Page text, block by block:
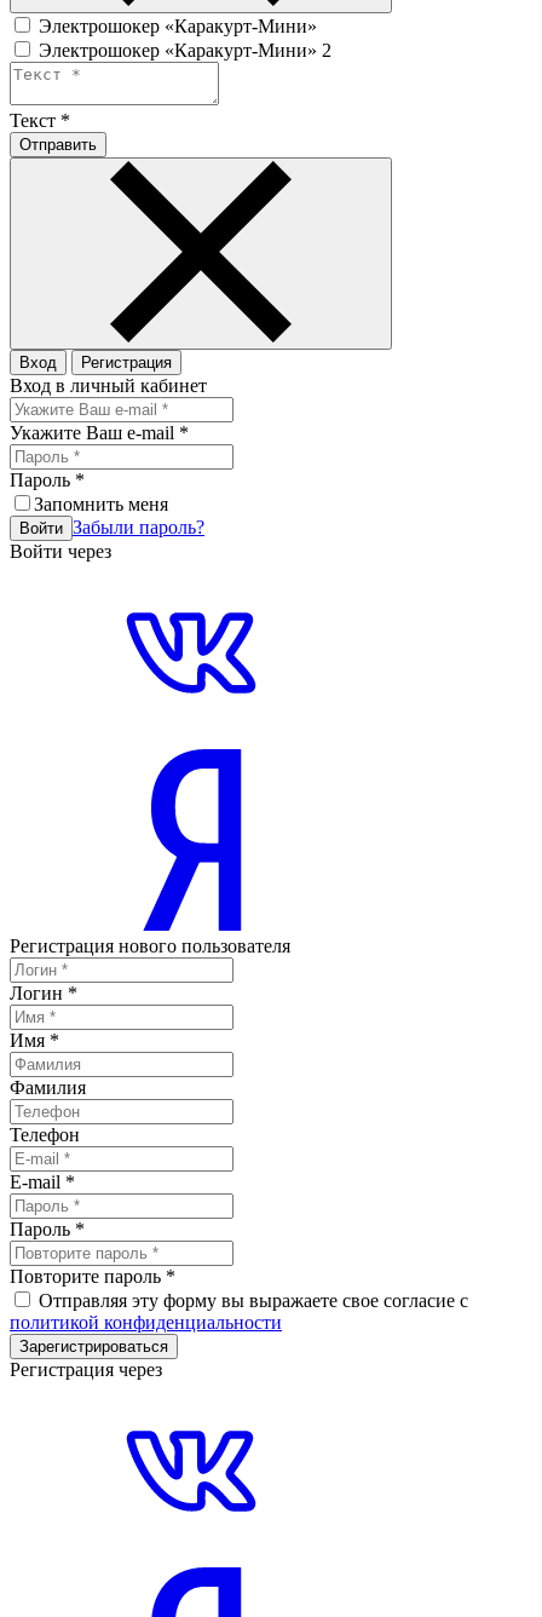
Электрошокер «Каракурт-Мини»
Электрошокер «Каракурт-Мини» 2
Текст *
Отправить
Вход Регистрация
Вход в личный кабинет
Укажите Ваш e-mail *
Пароль *
Запомнить меня
Войти Забыли пароль?
Войти через
Регистрация нового пользователя
Логин *
Имя *
Фамилия
Телефон
E-mail *
Пароль *
Повторите пароль *
Отправляя эту форму вы выражаете свое согласие с
политикой конфиденциальности
Зарегистрироваться
Регистрация через